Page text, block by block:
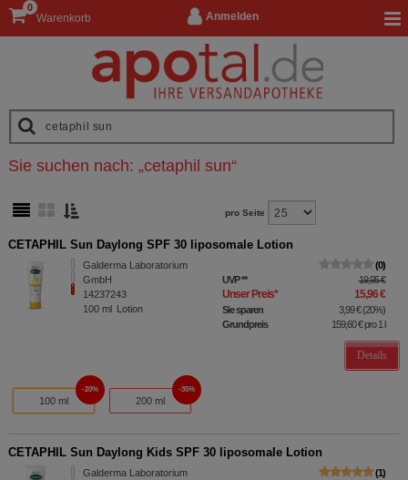
Anmelden
Warenkorb
0
Sie suchen nach: „cetaphil sun“
pro Seite
CETAPHIL Sun Daylong SPF 30 liposomale Lotion
Galderma Laboratorium
GmbH
14237243
100 ml Lotion
0
UVP** 19,95 €
Unser Preis* 15,96 €
Sie sparen 3,99 €(20%)
Grundpreis
159,60 €pro 1 l
Details
100 ml
20%
200 ml
35%
CETAPHIL Sun Daylong Kids SPF 30 liposomale Lotion
Galderma Laboratorium
1